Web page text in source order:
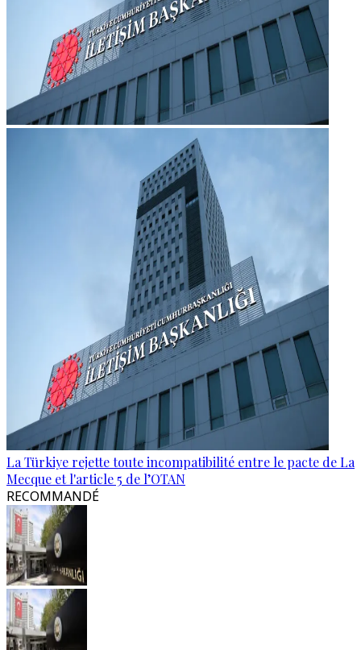
La Türkiye rejette toute incompatibilité entre le pacte de La
Mecque et l'article 5 de l’OTAN
RECOMMANDÉ